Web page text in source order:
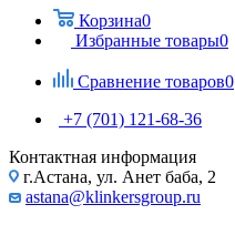
Корзина0
Избранные товары0
Сравнение товаров0
+7 (701) 121-68-36
Контактная информация
г.Астана, ул. Анет баба, 2
astana@klinkersgroup.ru